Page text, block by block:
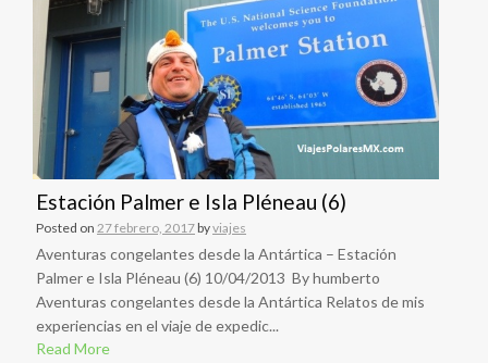
Estación Palmer e Isla Pléneau (6)
Posted on 27 febrero, 2017byviajes
Aventuras congelantes desde la Antártica – Estación
Palmer e Isla Pléneau (6) 10/04/2013 By humberto
Aventuras congelantes desde la Antártica Relatos de mis
experiencias en el viaje de expedic...
Read More